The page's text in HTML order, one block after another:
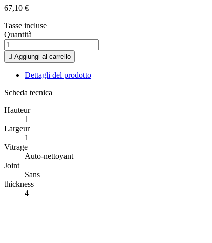
67,10 €
Tasse incluse
Quantità
 Aggiungi al carrello
Dettagli del prodotto
Scheda tecnica
Hauteur
1
Largeur
1
Vitrage
Auto-nettoyant
Joint
Sans
thickness
4